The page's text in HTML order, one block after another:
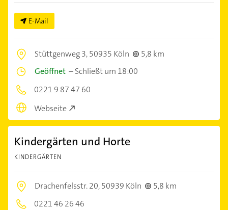
E-Mail
Stüttgenweg 3,50935 Köln
5,8 km
Geöffnet –Schließt um 18:00
0221 9 87 47 60
Webseite
Kindergärten und Horte
KINDERGÄRTEN
Drachenfelsstr. 20,50939 Köln
5,8 km
0221 46 26 46